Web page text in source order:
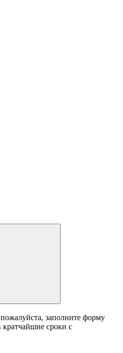
заполните форму
сроки с